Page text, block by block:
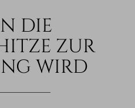
DIE
ZUR
WIRD